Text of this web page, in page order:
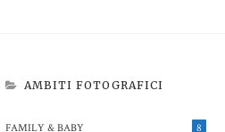
AMBITI FOTOGRAFICI
FAMILY & BABY 8